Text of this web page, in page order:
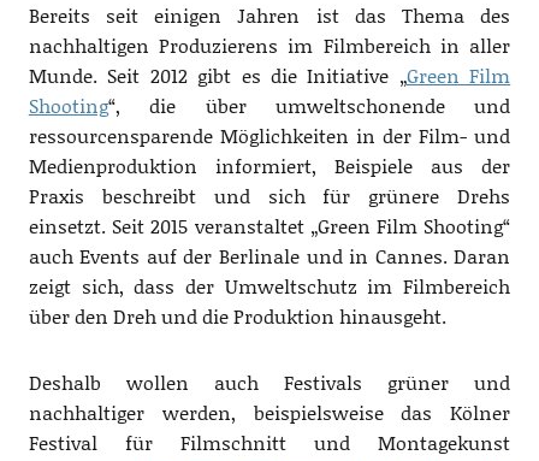
Bereits seit einigen Jahren ist das Thema des
nachhaltigen Produzierens im Filmbereich in aller
Munde. Seit 2012 gibt es die Initiative „Green Film
Shooting“, die über umweltschonende und
ressourcensparende Möglichkeiten in der Film- und
Medienproduktion informiert, Beispiele aus der
Praxis beschreibt und sich für grünere Drehs
einsetzt. Seit 2015 veranstaltet „Green Film Shooting“
auch Events auf der Berlinale und in Cannes. Daran
zeigt sich, dass der Umweltschutz im Filmbereich
über den Dreh und die Produktion hinausgeht.
Deshalb wollen auch Festivals grüner und
nachhaltiger werden, beispielsweise das Kölner
Festival für Filmschnitt und Montagekunst